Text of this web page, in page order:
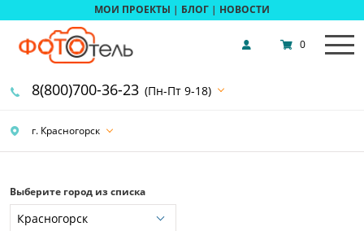
МОИ ПРОЕКТЫ | БЛОГ | НОВОСТИ
г. Красногорск
8(800)700-36-23 (Пн-Пт 9-18)
0
Выберите город из списка